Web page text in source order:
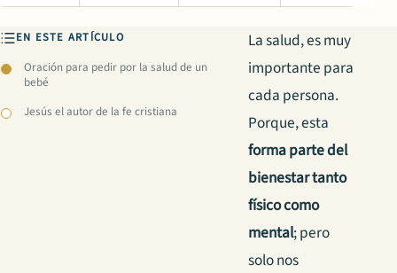
EN ESTE ARTÍCULO
Oración para pedir por la salud de un
bebé
Jesús el autor de la fe cristiana
La salud, es muy
importante para
cada persona.
Porque, esta
forma parte del
bienestar tanto
físico como
mental; pero
solo nos